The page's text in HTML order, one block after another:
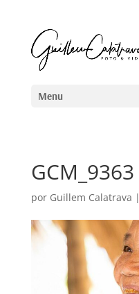
GCM_9363
por Guillem Calatrava |